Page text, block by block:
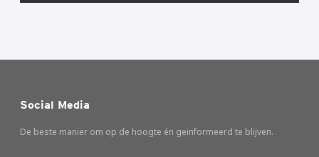
Social Media
De beste manier om op de hoogte én geinformeerd te blijven.